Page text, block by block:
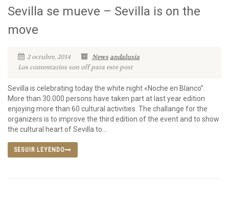
Sevilla se mueve – Sevilla is on the
move
2 octubre, 2014 News andalusia
Los comentarios son off para este post
Sevilla is celebrating today the white night «Noche en Blanco”.
More than 30.000 persons have taken part at last year edition
enjoying more than 60 cultural activities. The challange for the
organizers is to improve the third edition of the event and to show
the cultural heart of Sevilla to...
SEGUIR LEYENDO